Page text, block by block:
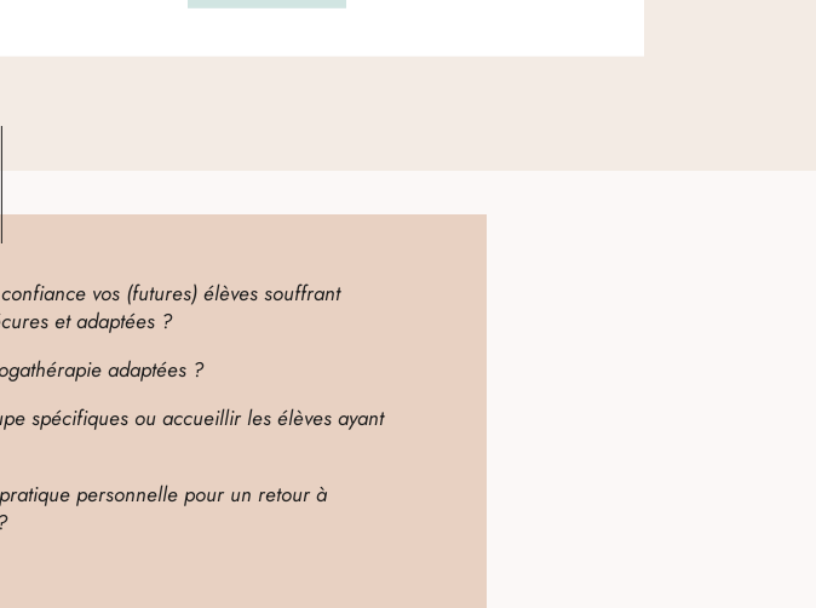
vos (futures) élèves souffrant
et adaptées ?
adaptées ?
spécifiques ou accueillir les élèves ayant
personnelle pour un retour à